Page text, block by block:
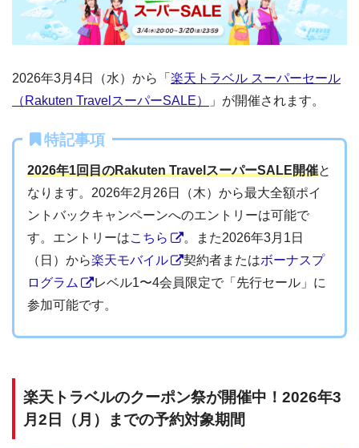
2026年3月4日（水）から「 楽天トラベル スーパーセール
（Rakuten TravelスーパーSALE）
」が開催されます。
特記事項
2026年1回目のRakuten TravelスーパーSALE開催と
なります。2026年2月26日（木）から最大全額ポイ
ントバックキャンペーンへのエントリーは可能で
す。エントリーはこちら
。また2026年3月1日
（日）から楽天モバイル 契約者またはボーナスプ
ログラム
レベル1〜4会員限定で「先行セール」に
参加可能です。
楽天トラベルのクーポン祭が開催中！2026年3
月2日（月）までの予約対象期間